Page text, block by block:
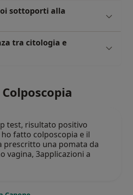
sottoporti alla
tra citologia e
test, risultato positivo
fatto colposcopia e il
prescritto una pomata da
vagina, 3applicazioni a